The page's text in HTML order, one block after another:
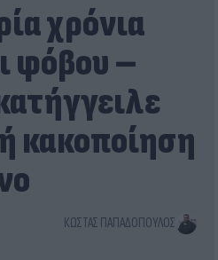
χρόνια
φόβου –
κακοποίηση
ΚΏΣΤΑΣ ΠΑΠΑΔΌΠΟΥΛΟΣ